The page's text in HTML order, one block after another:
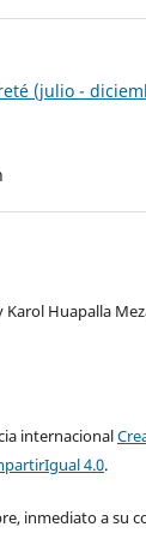
(julio -
Huapalla
internacional
4.0.
inmediato a su